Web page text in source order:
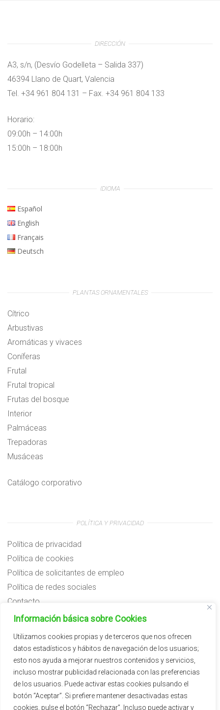
Información básica sobre Cookies
Utilizamos cookies propias y de terceros que nos ofrecen
datos estadísticos y hábitos de navegación de los usuarios;
esto nos ayuda a mejorar nuestros contenidos y servicios,
incluso mostrar publicidad relacionada con las preferencias
de los usuarios. Puede activar estas cookies pulsando el
botón “Aceptar”. Si prefiere mantener desactivadas estas
cookies, pulse el botón “Rechazar”. Incluso puede activar y
DIRECCIÓN
A3, s/n, (Desvío Godelleta – Salida 337)
46394 Llano de Quart, Valencia
Tel. +34 961 804 131 – Fax. +34 961 804 133
Horario:
09:00h – 14:00h
15:00h – 18:00h
IDIOMA
Español
English
Français
Deutsch
PLANTAS ORNAMENTALES
Cítrico
Arbustivas
Aromáticas y vivaces
Coníferas
Frutal
Frutal tropical
Frutas del bosque
Interior
Palmáceas
Trepadoras
Musáceas
Catálogo corporativo
POLÍTICA Y PRIVACIDAD
Política de privacidad
Política de cookies
Política de solicitantes de empleo
Política de redes sociales
Contacto
Preguntas frecuentes
Subvenciones